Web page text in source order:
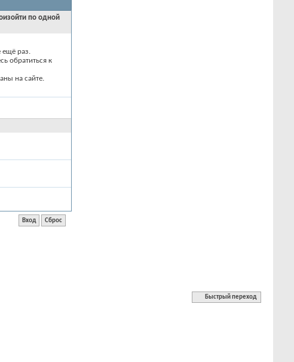
по одной
ещё раз.
обратиться к
на сайте.
Быстрый переход